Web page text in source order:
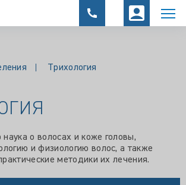
Трихология
наука о волосах и коже головы,
и физиологию волос, а также
методики их лечения.